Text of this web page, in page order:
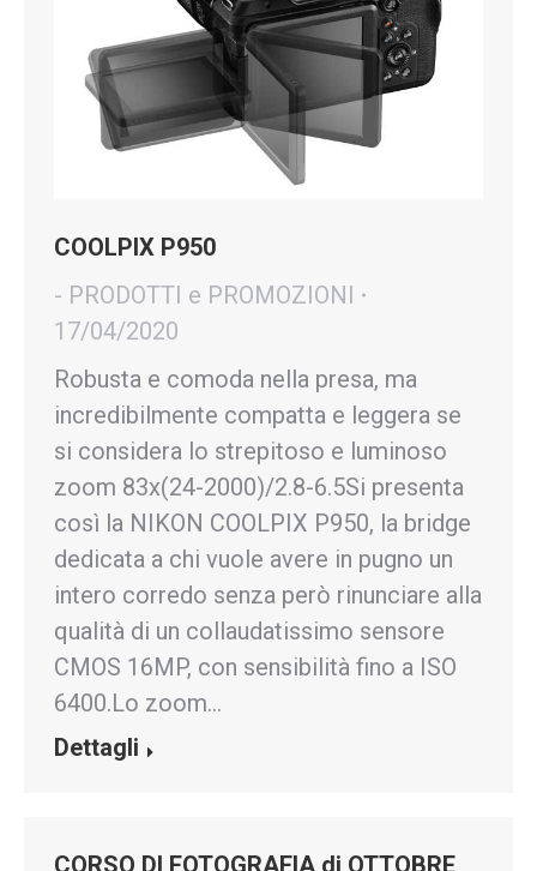
COOLPIX P950
- PRODOTTI e PROMOZIONI
17/04/2020
Robusta e comoda nella presa, ma
incredibilmente compatta e leggera se
si considera lo strepitoso e luminoso
zoom 83x(24-2000)/2.8-6.5Si presenta
così la NIKON COOLPIX P950, la bridge
dedicata a chi vuole avere in pugno un
intero corredo senza però rinunciare alla
qualità di un collaudatissimo sensore
CMOS 16MP, con sensibilità fino a ISO
6400.Lo zoom…
Dettagli
CORSO DI FOTOGRAFIA di OTTOBRE